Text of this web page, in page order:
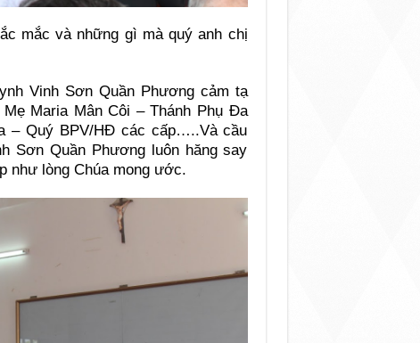
mắc và những gì mà quý anh chị
Vinh Sơn Quần Phương cảm tạ
Maria Mân Côi – Thánh Phụ Đa
– Quý BPV/HĐ các cấp…..Và cầu
Sơn Quần Phương luôn hăng say
như lòng Chúa mong ước.